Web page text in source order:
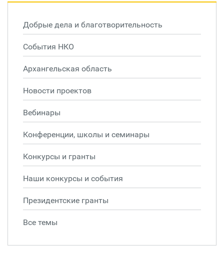
Добрые дела и благотворительность
События НКО
Архангельская область
Новости проектов
Вебинары
Конференции, школы и семинары
Конкурсы и гранты
Наши конкурсы и события
Президентские гранты
Все темы